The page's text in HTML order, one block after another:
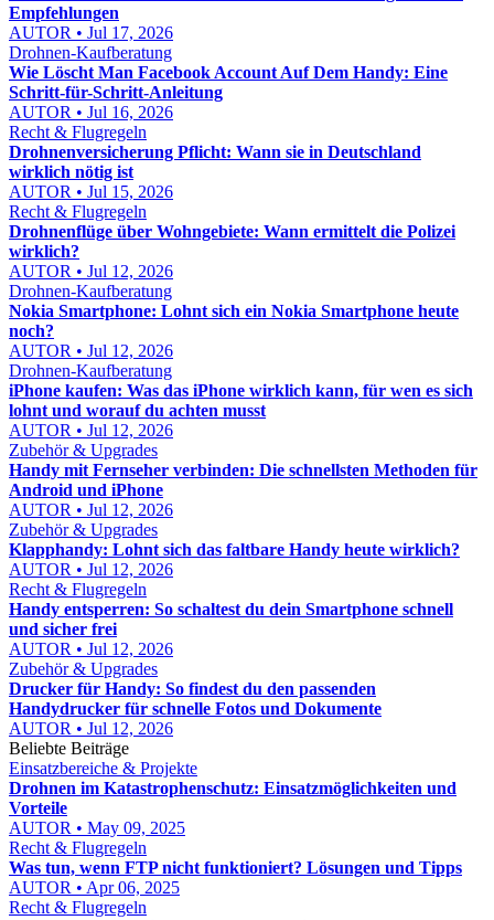
Empfehlungen
AUTOR • Jul 17, 2026
Drohnen-Kaufberatung
Wie Löscht Man Facebook Account Auf Dem Handy: Eine
Schritt-für-Schritt-Anleitung
AUTOR • Jul 16, 2026
Recht & Flugregeln
Drohnenversicherung Pflicht: Wann sie in Deutschland
wirklich nötig ist
AUTOR • Jul 15, 2026
Recht & Flugregeln
Drohnenflüge über Wohngebiete: Wann ermittelt die Polizei
wirklich?
AUTOR • Jul 12, 2026
Drohnen-Kaufberatung
Nokia Smartphone: Lohnt sich ein Nokia Smartphone heute
noch?
AUTOR • Jul 12, 2026
Drohnen-Kaufberatung
iPhone kaufen: Was das iPhone wirklich kann, für wen es sich
lohnt und worauf du achten musst
AUTOR • Jul 12, 2026
Zubehör & Upgrades
Handy mit Fernseher verbinden: Die schnellsten Methoden für
Android und iPhone
AUTOR • Jul 12, 2026
Zubehör & Upgrades
Klapphandy: Lohnt sich das faltbare Handy heute wirklich?
AUTOR • Jul 12, 2026
Recht & Flugregeln
Handy entsperren: So schaltest du dein Smartphone schnell
und sicher frei
AUTOR • Jul 12, 2026
Zubehör & Upgrades
Drucker für Handy: So findest du den passenden
Handydrucker für schnelle Fotos und Dokumente
AUTOR • Jul 12, 2026
Beliebte Beiträge
Einsatzbereiche & Projekte
Drohnen im Katastrophenschutz: Einsatzmöglichkeiten und
Vorteile
AUTOR • May 09, 2025
Recht & Flugregeln
Was tun, wenn FTP nicht funktioniert? Lösungen und Tipps
AUTOR • Apr 06, 2025
Recht & Flugregeln